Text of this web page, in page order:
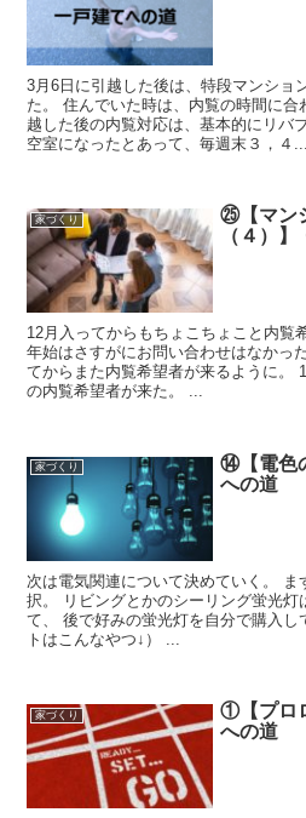
3月6日に引越した後は、特段マンショ
た。 住んでいた時は、内覧の時間に合
越した後の内覧対応は、基本的にリバ
空室になったとあって、毎週末３，４...
家づくり
㉕【マン
（４）
12月入ってからもちょこちょこと内覧
年始はさすがにお問い合わせはなかっ
てからまた内覧希望者が来るように。
の内覧希望者が来た。 ...
家づくり
⑭【電色
への道
次は電気関連について決めていく。 ま
択。 リビングとかのシーリング蛍光灯
て、 後で好みの蛍光灯を自分で購入し
トはこんなやつ↓） ...
家づくり
①【プロ
への道